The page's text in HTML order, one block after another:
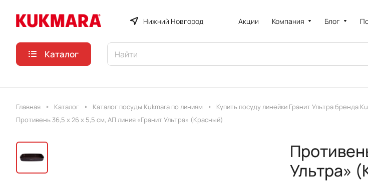
Нижний Новгород Акции Компания Блог
Каталог
Главная Каталог Каталог посуды Kukmara по линиям Купить посуду линейки Гранит Ультра бренда
Противень 36,5 x 26 x 5,5 см, АП линия «Гранит Ультра» (Красный)
Ультра»